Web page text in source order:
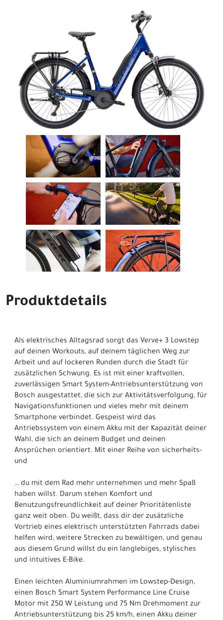
Produktdetails
Als elektrisches Alltagsrad sorgt das Verve+ 3 Lowstep
auf deinen Workouts, auf deinem täglichen Weg zur
Arbeit und auf lockeren Runden durch die Stadt für
zusätzlichen Schwung. Es ist mit einer kraftvollen,
zuverlässigen Smart System-Antriebsunterstützung von
Bosch ausgestattet, die sich zur Aktivitätsverfolgung, für
Navigationsfunktionen und vieles mehr mit deinem
Smartphone verbindet. Gespeist wird das
Antriebssystem von einem Akku mit der Kapazität deiner
Wahl, die sich an deinem Budget und deinen
Ansprüchen orientiert. Mit einer Reihe von sicherheits-
und
… du mit dem Rad mehr unternehmen und mehr Spaß
haben willst. Darum stehen Komfort und
Benutzungsfreundlichkeit auf deiner Prioritätenliste
ganz weit oben. Du weißt, dass dir der zusätzliche
Vortrieb eines elektrisch unterstützten Fahrrads dabei
helfen wird, weitere Strecken zu bewältigen, und genau
aus diesem Grund willst du ein langlebiges, stylisches
und intuitives E-Bike.
Einen leichten Aluminiumrahmen im Lowstep-Design,
einen Bosch Smart System Performance Line Cruise
Motor mit 250 W Leistung und 75 Nm Drehmoment zur
Antriebsunterstützung bis 25 km/h, einen Akku deiner